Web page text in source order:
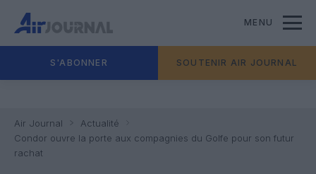
MENU
S'ABONNER SOUTENIR AIR JOURNAL
Air Journal
Actualité
Condor ouvre la porte aux compagnies du Golfe pour son futur
rachat